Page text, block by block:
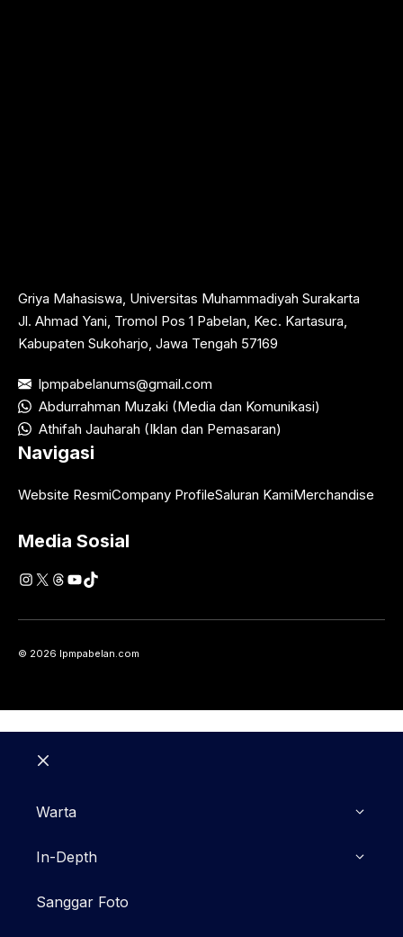
Griya Mahasiswa, Universitas Muhammadiyah Surakarta
Jl. Ahmad Yani, Tromol Pos 1 Pabelan, Kec. Kartasura,
Kabupaten Sukoharjo, Jawa Tengah 57169
lpmpabelanums@gmail.com
Abdurrahman Muzaki (Media dan Komunikasi)
Athifah Jauharah (Iklan dan Pemasaran)
Navigasi
Website ResmiCompany ProfileSaluran KamiMerchandise
Media Sosial
Instagram
X Threads
YouTube
TikTok
© 2026 lpmpabelan.com
Warta
In-Depth
Sanggar Foto